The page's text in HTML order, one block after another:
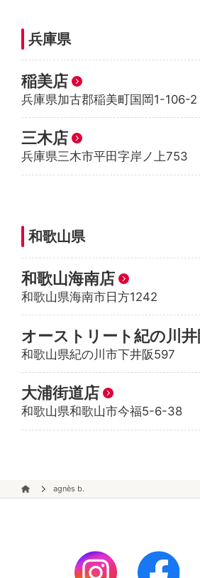
兵庫県
稲美店
兵庫県加古郡稲美町国岡1-106-2
三木店
兵庫県三木市平田字岸ノ上753
和歌山県
和歌山海南店
和歌山県海南市日方1242
オーストリート紀の川
和歌山県紀の川市下井阪597
大浦街道店
和歌山県和歌山市今福5-6-38
agnès b.